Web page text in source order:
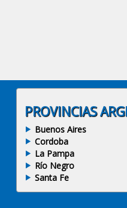
PROVINCIAS
Buenos Aires
Cordoba
La Pampa
Río Negro
Santa Fe